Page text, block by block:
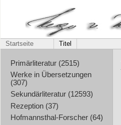
Startseite Titel
Primärliteratur (2515)
Werke in Übersetzungen
(307)
Sekundärliteratur (12593)
Rezeption (37)
Hofmannsthal-Forscher (64)